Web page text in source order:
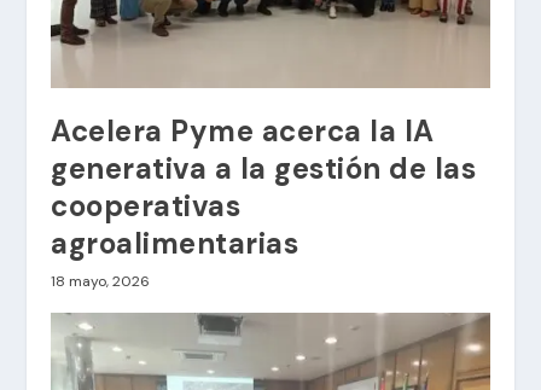
Acelera Pyme acerca la IA
generativa a la gestión de las
cooperativas
agroalimentarias
18 mayo, 2026